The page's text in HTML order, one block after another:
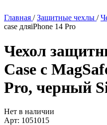
Главная / Защитные чехлы /
case дляiPhone 14 Pro
Чехол
Case с
Pro, черный
Нет в наличии
Арт: 1051015